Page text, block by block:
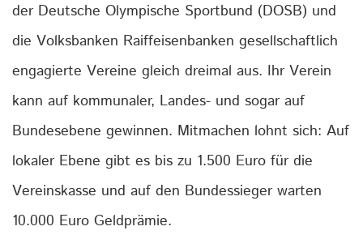
der Deutsche Olympische Sportbund (DOSB) und
die Volksbanken Raiffeisenbanken gesellschaftlich
engagierte Vereine gleich dreimal aus. Ihr Verein
kann auf kommunaler, Landes- und sogar auf
Bundesebene gewinnen. Mitmachen lohnt sich: Auf
lokaler Ebene gibt es bis zu 1.500 Euro für die
Vereinskasse und auf den Bundessieger warten
10.000 Euro Geldprämie.